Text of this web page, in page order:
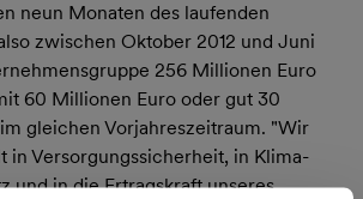
neun Monaten des laufenden
zwischen Oktober 2012 und Juni
256 Millionen Euro
60 Millionen Euro oder gut 30
gleichen Vorjahreszeitraum. "Wir
in Versorgungssicherheit, in Klima-
und in die Ertragskraft unseres